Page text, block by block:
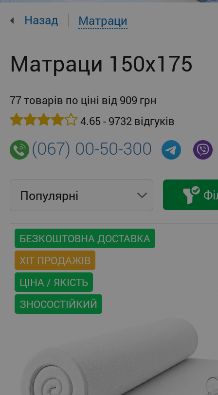
Назад Матраци
Матраци 150x175
77 товарів по ціні від 909 грн
4.65 - 9732 відгуків
(067) 00-50-300
Популярнi
БЕЗКОШТОВНА ДОСТАВКА
ХІТ ПРОДАЖІВ
ЦІНА / ЯКІСТЬ
ЗНОСОСТІЙКИЙ